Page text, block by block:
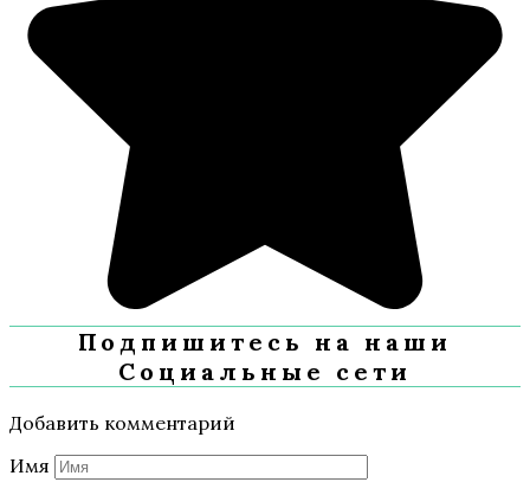
Подпишитесь на наши
Социальные сети
Добавить комментарий
Имя